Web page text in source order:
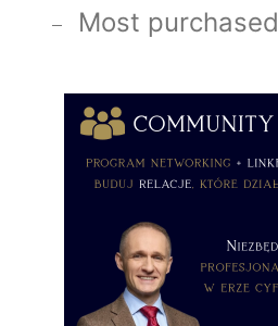
Most purchased